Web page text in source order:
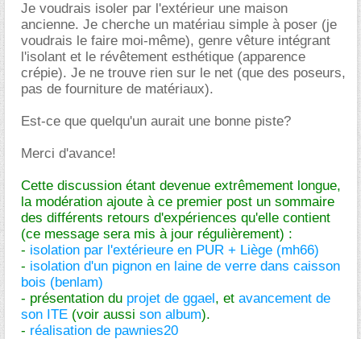
Je voudrais isoler par l'extérieur une maison
ancienne. Je cherche un matériau simple à poser (je
voudrais le faire moi-même), genre vêture intégrant
l'isolant et le révêtement esthétique (apparence
crépie). Je ne trouve rien sur le net (que des poseurs,
pas de fourniture de matériaux).
Est-ce que quelqu'un aurait une bonne piste?
Merci d'avance!
Cette discussion étant devenue extrêmement longue,
la modération ajoute à ce premier post un sommaire
des différents retours d'expériences qu'elle contient
(ce message sera mis à jour régulièrement) :
- isolation par l'extérieure en PUR + Liège (mh66)
- isolation d'un pignon en laine de verre dans caisson
bois (benlam)
- présentation du projet de ggael, et avancement de
son ITE (voir aussi son album).
- réalisation de pawnies20